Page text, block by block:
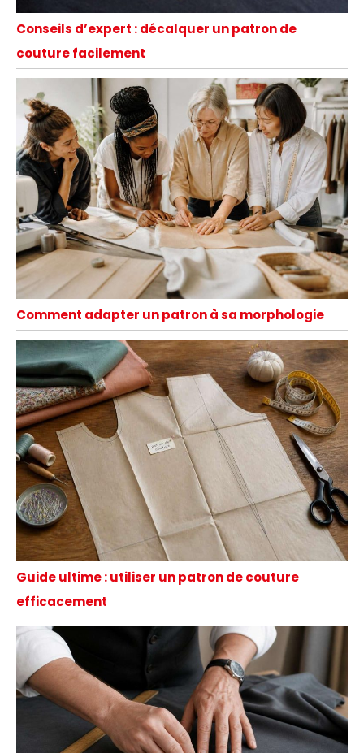
Conseils d’expert : décalquer un patron de
couture facilement
Comment adapter un patron à sa morphologie
Guide ultime : utiliser un patron de couture
efficacement